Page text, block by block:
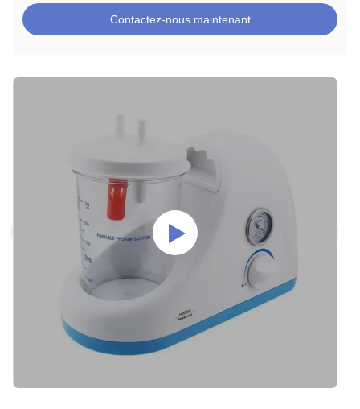
Contactez-nous maintenant